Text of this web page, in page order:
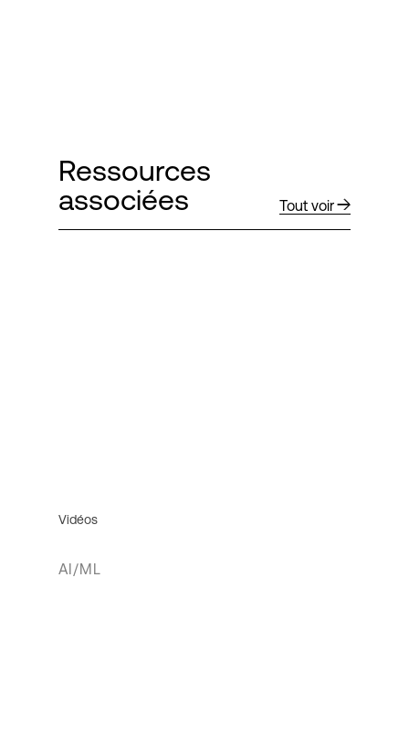
Ressources
associées
Tout voir
Vidéos
AI/ML